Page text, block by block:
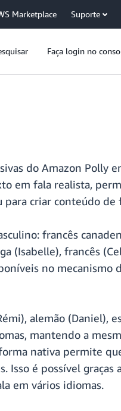
Marketplace Suporte
Faça login no
do Amazon Polly
em fala realista,
criar conteúdo de
francês
(Isabelle), francês
no mecanismo
alemão (Daniel),
mantendo a
nativa permite
é possível graças
em vários idiomas.